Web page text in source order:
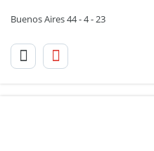
Buenos Aires 44 - 4 - 23